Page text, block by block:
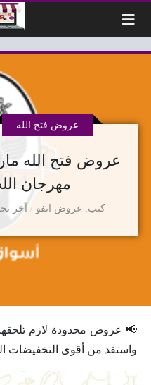
مهرجان
كتب عروض انفو
عروض فتح الله
آخر
📢 عروض محدودة لازم
واستفد من أقوى التخفيضات